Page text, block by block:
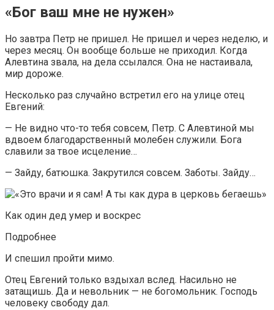
«Бог ваш мне не нужен»
Но завтра Петр не пришел. Не пришел и через неделю, и
через месяц. Он вообще больше не приходил. Когда
Алевтина звала, на дела ссылался. Она не настаивала,
мир дороже.
Несколько раз случайно встретил его на улице отец
Евгений:
— Не видно что-то тебя совсем, Петр. С Алевтиной мы
вдвоем благодарственный молебен служили. Бога
славили за твое исцеление…
— Зайду, батюшка. Закрутился совсем. Заботы. Зайду…
Как один дед умер и воскрес
Подробнее
И спешил пройти мимо.
Отец Евгений только вздыхал вслед. Насильно не
затащишь. Да и невольник — не богомольник. Господь
человеку свободу дал.